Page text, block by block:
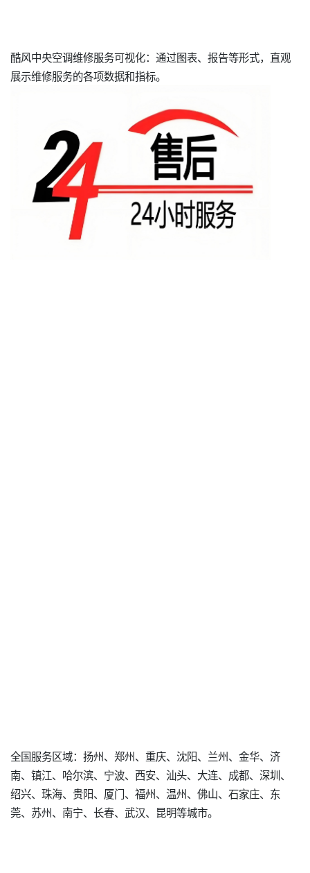
酷风中央空调维修服务可视化：通过图表、报告等形式，直观
展示维修服务的各项数据和指标。
全国服务区域：扬州、郑州、重庆、沈阳、兰州、金华、济
南、镇江、哈尔滨、宁波、西安、汕头、大连、成都、深圳、
绍兴、珠海、贵阳、厦门、福州、温州、佛山、石家庄、东
莞、苏州、南宁、长春、武汉、昆明等城市。